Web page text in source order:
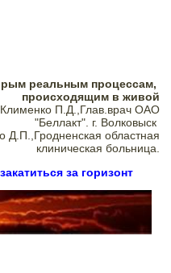
реальным процессам,
происходящим в живой
Клименко П.Д.,Глав.врач ОАО
"Беллакт". г. Волковыск
Д.П.,Гродненская областная
клиническая больница.
за горизонт